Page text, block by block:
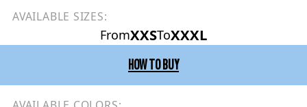
AVAILABLE SIZES:
FromXXSToXXXL
HOW TO BUY